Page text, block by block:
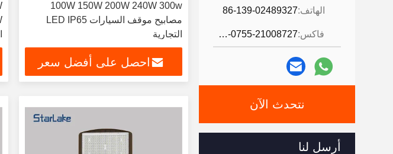
الهاتف:86-139-02489327
فاكس: 86-0755-21008727
نتحدث الآن
أرسل لنا
100W 150W 200W 240W 300w
مصابيح موقف السيارات LED IP65
التجارية
احصل على أفضل سعر